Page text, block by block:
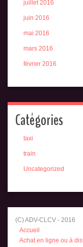
juillet 2016
juin 2016
mai 2016
mars 2016
février 2016
Catégories
taxi
train
Uncategorized
(C) ADV-CLCV - 2016
Accueil
Achat en ligne ou à